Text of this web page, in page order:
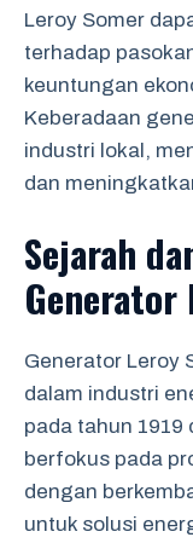
Leroy Somer
terhadap
keuntungan
Keberadaan
industri lokal,
dan
Sejarah
Generator
Generator Leroy
dalam industri
pada tahun 1919
berfokus pada
dengan
untuk solusi